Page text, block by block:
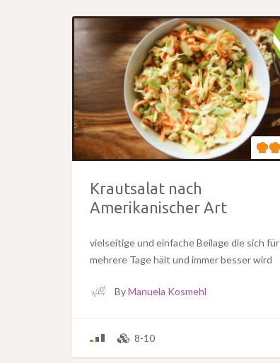
Krautsalat nach
Amerikanischer Art
vielseitige und einfache Beilage die sich für
mehrere Tage hält und immer besser wird
ByManuela Kosmehl
8-10